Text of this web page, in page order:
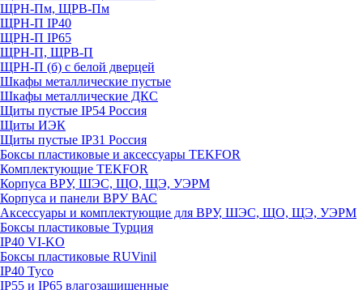
ЩРН-Пм, ЩРВ-Пм
ЩРН-П IP40
ЩРН-П IP65
ЩРН-П, ЩРВ-П
ЩРН-П (б) с белой дверцей
Шкафы металлические пустые
Шкафы металлические ДКС
Щиты пустые IP54 Россия
Щиты ИЭК
Щиты пустые IP31 Россия
Боксы пластиковые и аксессуары TEKFOR
Комплектующие TEKFOR
Корпуса ВРУ, ШЭС, ЩО, ЩЭ, УЭРМ
Корпуса и панели ВРУ ВАС
Аксессуары и комплектующие для ВРУ, ШЭС, ЩО, ЩЭ, УЭРМ
Боксы пластиковые Турция
IP40 VI-KO
Боксы пластиковые RUVinil
IP40 Тусо
IP55 и IP65 влагозащищенные